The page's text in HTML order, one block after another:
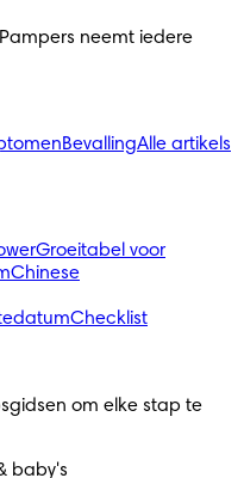
neemt iedere
BevallingAlle artikels
Groeitabel voor
Chinese
Checklist
om elke stap te
baby's